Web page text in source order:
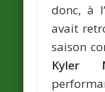
donc, à
avait
saison
Kyler